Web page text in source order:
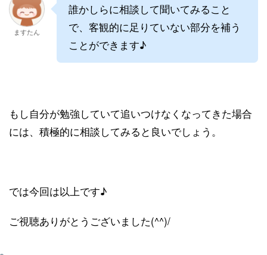
ますたん
誰かしらに相談して聞いてみること
で、客観的に足りていない部分を補う
ことができます♪
もし自分が勉強していて追いつけなくなってきた場合
には、積極的に相談してみると良いでしょう。
では今回は以上です♪
ご視聴ありがとうございました(^^)/